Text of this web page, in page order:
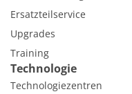
Ersatzteilservice
Upgrades
Training
Technologie
Technologiezentren